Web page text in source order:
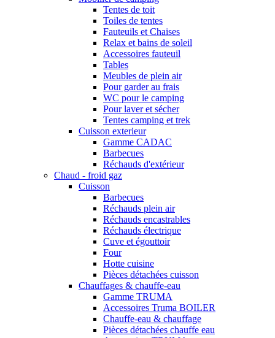
Tentes de toit
Toiles de tentes
Fauteuils et Chaises
Relax et bains de soleil
Accessoires fauteuil
Tables
Meubles de plein air
Pour garder au frais
WC pour le camping
Pour laver et sécher
Tentes camping et trek
Cuisson exterieur
Gamme CADAC
Barbecues
Réchauds d'extérieur
Chaud - froid gaz
Cuisson
Barbecues
Réchauds plein air
Réchauds encastrables
Réchauds électrique
Cuve et égouttoir
Four
Hotte cuisine
Pièces détachées cuisson
Chauffages & chauffe-eau
Gamme TRUMA
Accessoires Truma BOILER
Chauffe-eau & chauffage
Pièces détachées chauffe eau